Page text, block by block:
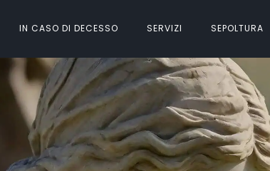
IN CASO DI DECESSO SERVIZI SEPOLTURA